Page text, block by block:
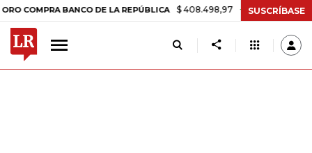
BANCO DE LA REPÚBLICA $ 408.498,97 +$ 8.753,81 +2,19%
SUSCRÍBASE